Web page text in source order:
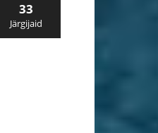
33
Järgijaid